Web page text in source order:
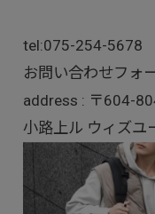
tel:075-254-5678
お問い合わせフォ
address : 〒604-
小路上ル ウィズユ